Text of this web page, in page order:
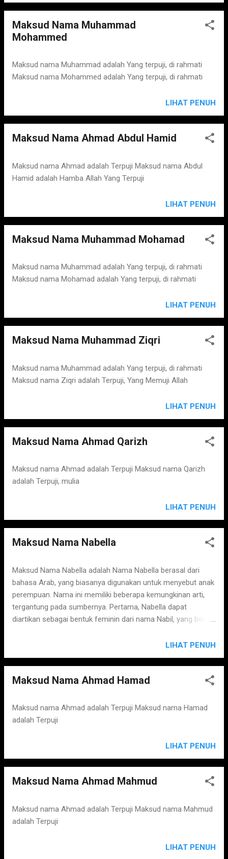
Maksud Nama Muhammad
Mohammed
Maksud nama Muhammad adalah Yang terpuji, di rahmati
Maksud nama Mohammed adalah Yang terpuji, di rahmati
LIHAT PENUH
Maksud Nama Ahmad Abdul Hamid
Maksud nama Ahmad adalah Terpuji Maksud nama Abdul
Hamid adalah Hamba Allah Yang Terpuji
LIHAT PENUH
Maksud Nama Muhammad Mohamad
Maksud nama Muhammad adalah Yang terpuji, di rahmati
Maksud nama Mohamad adalah Yang terpuji, di rahmati
LIHAT PENUH
Maksud Nama Muhammad Ziqri
Maksud nama Muhammad adalah Yang terpuji, di rahmati
Maksud nama Ziqri adalah Terpuji, Yang Memuji Allah
LIHAT PENUH
Maksud Nama Ahmad Qarizh
Maksud nama Ahmad adalah Terpuji Maksud nama Qarizh
adalah Terpuji, mulia
LIHAT PENUH
Maksud Nama Nabella
Maksud Nama Nabella adalah Nama Nabella berasal dari
bahasa Arab, yang biasanya digunakan untuk menyebut anak
perempuan. Nama ini memiliki beberapa kemungkinan arti,
tergantung pada sumbernya. Pertama, Nabella dapat
diartikan sebagai bentuk feminin dari nama Nabil, yang berarti
dapat diartikan sebagai ""perempuan yang cerdas"" atau
dari kata ""nabila"", yang berarti ""yang terpuji"" atau ""yang
luar biasa"". Dalam konteks ini, Nabella dapat diartikan
luar biasa"". Namun, perlu diingat bahwa arti nama dapat
bervariasi tergantung pada sumbernya dan konteks
LIHAT PENUH
Maksud Nama Ahmad Hamad
Maksud nama Ahmad adalah Terpuji Maksud nama Hamad
adalah Terpuji
LIHAT PENUH
Maksud Nama Ahmad Mahmud
Maksud nama Ahmad adalah Terpuji Maksud nama Mahmud
adalah Terpuji
LIHAT PENUH